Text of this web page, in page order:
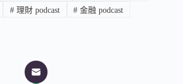
#理財 podcast # 金融 podcast